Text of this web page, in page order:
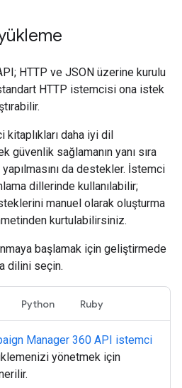
HTTP ve JSON üzerine kurulu
HTTP istemcisi ona istek
daha iyi dil
güvenlik sağlamanın yanı sıra
da destekler. İstemci
dillerinde kullanılabilir;
manuel olarak oluşturma
kurtulabilirsiniz.
başlamak için geliştirmede
dilini seçin.
Python Ruby
Manager 360 API istemci
yönetmek için